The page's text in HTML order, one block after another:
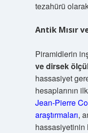
tezahürü
Antik Mısır
Piramidlerin
ve dirsek
hassasiyet
hesaplarının
Jean-Pierre
araştırmaları,
hassasiyetinin